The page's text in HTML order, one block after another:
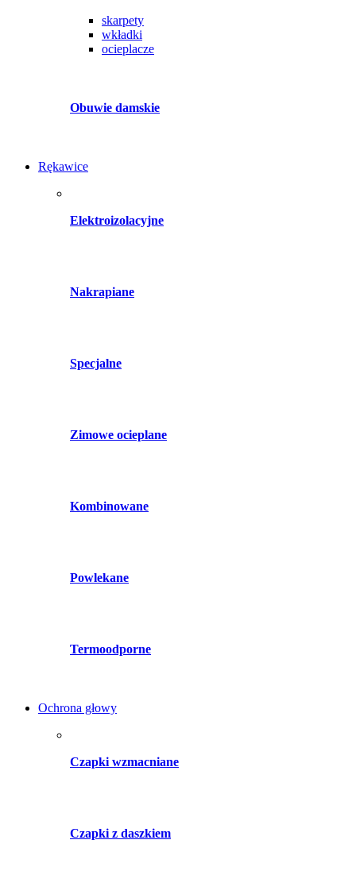
skarpety
wkładki
ocieplacze
Obuwie damskie
Rękawice
Elektroizolacyjne
Nakrapiane
Specjalne
Zimowe ocieplane
Kombinowane
Powlekane
Termoodporne
Ochrona głowy
Czapki wzmacniane
Czapki z daszkiem